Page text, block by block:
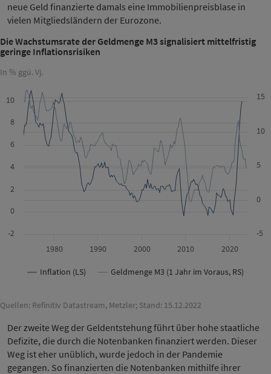
neue Geld finanzierte damals eine Immobilienpreisblase in
vielen Mitgliedsländern der Eurozone.
Die Wachstumsrate der Geldmenge M3 signalisiert mittelfristig
geringe Inflationsrisiken
In % ggü. Vj.
Inflation (LS) Geldmenge M3 (1 Jahr im Voraus, RS)
1980 1990 2000 2010 2020
-2
0
2
4
6
8
10
-5
0
5
10
15
Quellen: Refinitiv Datastream, Metzler; Stand: 15.12.2022
Der zweite Weg der Geldentstehung führt über hohe staatliche
Defizite, die durch die Notenbanken finanziert werden. Dieser
Weg ist eher unüblich, wurde jedoch in der Pandemie
gegangen. So finanzierten die Notenbanken mithilfe ihrer